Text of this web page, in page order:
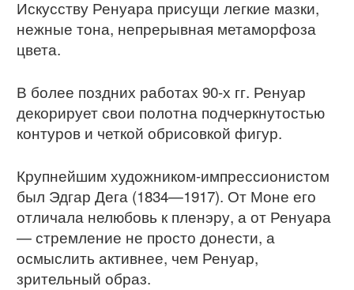
Искусству Ренуара присущи легкие мазки,
нежные тона, непрерывная метаморфоза
цвета.
В более поздних работах 90-х гг. Ренуар
декорирует свои полотна подчеркнутостью
контуров и четкой обрисовкой фигур.
Крупнейшим художником-импрессионистом
был Эдгар Дега (1834—1917). От Моне его
отличала нелюбовь к пленэру, а от Ренуара
— стремление не просто донести, а
осмыслить активнее, чем Ренуар,
зрительный образ.